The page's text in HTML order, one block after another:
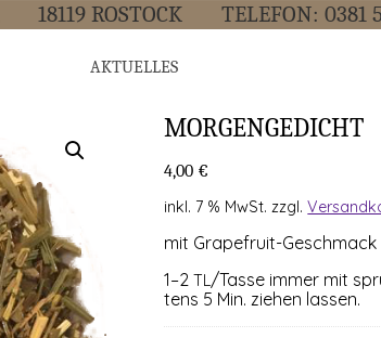
18119 ROS­TOCK TELE­FON:0381
AKTU­EL­LES
MOR­GEN­GE­DICHT
4,00 €
inkl. 7 % MwSt. zzgl.
mit Grape­fruit-Geschmack
1–2TL /Tasse immer mit
tens 5 Min. zie­hen lassen.